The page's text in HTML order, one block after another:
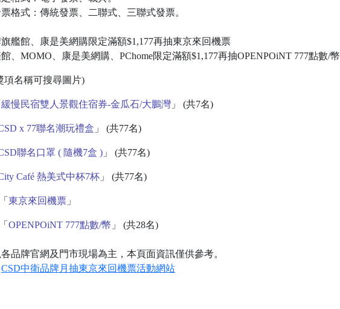
格式：傳統發票、二聯式、三聯式發票。
艦館、康是美網購限定滿額$1,177再抽東京來回機票
、MOMO、康是美網購、PChome限定滿額$1,177再抽OPENPOiNT 777點數/幣
項名稱可搜尋圖片)
緩慢民宿雙人景觀住宿券-金瓜石/大鵬灣」 (共7名)
x 77聯名潮玩禮盒 」 (共77名)
聯名口罩 ( 隨機7盒 )」 (共77名)
Café 熱美式中杯7杯」 (共77名)
「 東京來回機票」
「 OPENPOiNT 777點數/幣 」 (共28名)
品牌官網及門市現場為主，本頁面資訊僅供參考。
CSD中衛品牌月抽東京來回機票活動網站